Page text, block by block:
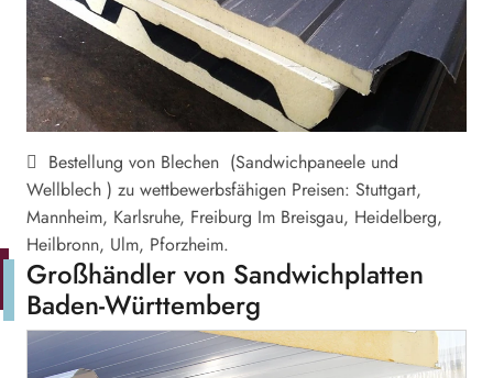
Bestellung von Blechen (Sandwichpaneele und
Wellblech ) zu wettbewerbsfähigen Preisen: Stuttgart,
Mannheim, Karlsruhe, Freiburg Im Breisgau, Heidelberg,
Heilbronn, Ulm, Pforzheim.
Großhändler von Sandwichplatten
Baden-Württemberg